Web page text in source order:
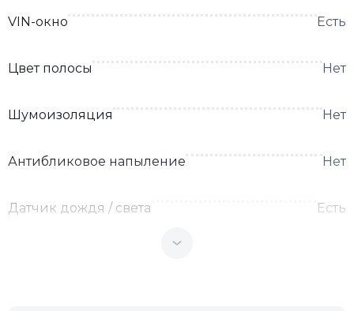
VIN-окно Есть
Цвет полосы Нет
Шумоизоляция Нет
Антибликовое напыление Нет
Датчик дождя / света Есть